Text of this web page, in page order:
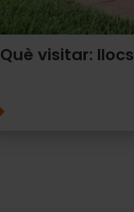
Què visitar: